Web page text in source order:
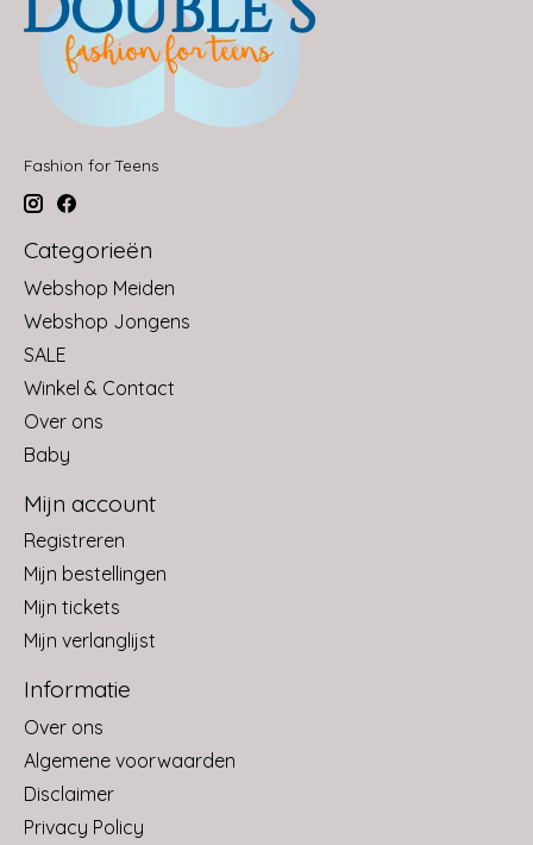
Fashion for Teens
Categorieën
Webshop Meiden
Webshop Jongens
SALE
Winkel & Contact
Over ons
Baby
Mijn account
Registreren
Mijn bestellingen
Mijn tickets
Mijn verlanglijst
Informatie
Over ons
Algemene voorwaarden
Disclaimer
Privacy Policy